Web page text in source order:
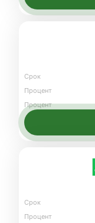
Срок
Процент
Процент
Срок
Процент